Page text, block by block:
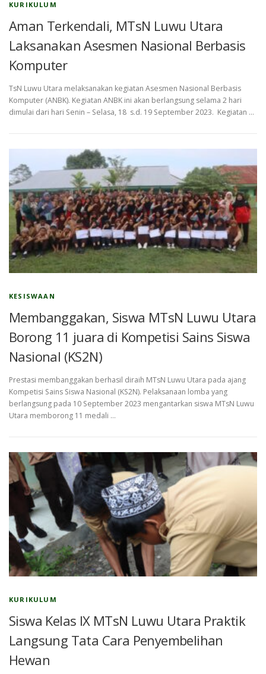
KURIKULUM
Aman Terkendali, MTsN Luwu Utara
Laksanakan Asesmen Nasional Berbasis
Komputer
TsN Luwu Utara melaksanakan kegiatan Asesmen Nasional Berbasis
Komputer (ANBK). Kegiatan ANBK ini akan berlangsung selama 2 hari
dimulai dari hari Senin – Selasa, 18 s.d. 19 September 2023. Kegiatan …
KESISWAAN
Membanggakan, Siswa MTsN Luwu Utara
Borong 11 juara di Kompetisi Sains Siswa
Nasional (KS2N)
Prestasi membanggakan berhasil diraih MTsN Luwu Utara pada ajang
Kompetisi Sains Siswa Nasional (KS2N). Pelaksanaan lomba yang
berlangsung pada 10 September 2023 mengantarkan siswa MTsN Luwu
Utara memborong 11 medali …
KURIKULUM
Siswa Kelas IX MTsN Luwu Utara Praktik
Langsung Tata Cara Penyembelihan
Hewan